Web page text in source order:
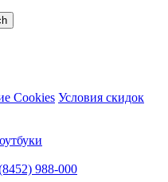
Cookies Условия скидок
988-000